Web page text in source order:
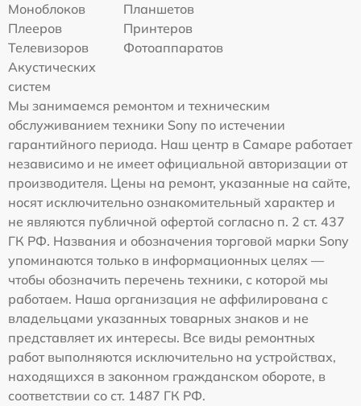
Моноблоков
Планшетов
Плееров
Принтеров
Телевизоров
Фотоаппаратов
Акустических
систем
Мы занимаемся ремонтом и техническим
обслуживанием техники Sony по истечении
гарантийного периода. Наш центр в Самаре работает
независимо и не имеет официальной авторизации от
производителя. Цены на ремонт, указанные на сайте,
носят исключительно ознакомительный характер и
не являются публичной офертой согласно п. 2 ст. 437
ГК РФ. Названия и обозначения торговой марки Sony
упоминаются только в информационных целях —
чтобы обозначить перечень техники, с которой мы
работаем. Наша организация не аффилирована с
владельцами указанных товарных знаков и не
представляет их интересы. Все виды ремонтных
работ выполняются исключительно на устройствах,
находящихся в законном гражданском обороте, в
соответствии со ст. 1487 ГК РФ.